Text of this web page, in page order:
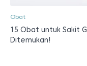
Obat
15 Obat untuk Sakit
Ditemukan!